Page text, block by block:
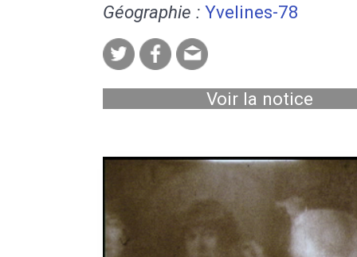
Géographie : Yvelines-78
Voir la notice